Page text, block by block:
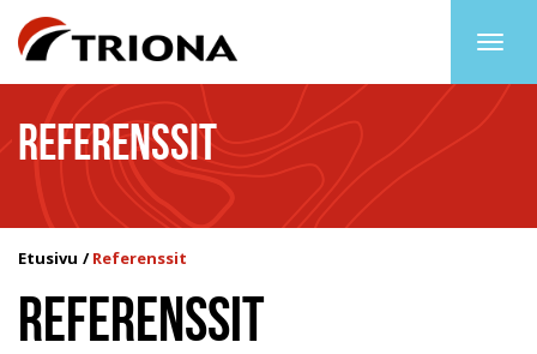
REFERENSSIT
Etusivu Referenssit
REFERENSSIT